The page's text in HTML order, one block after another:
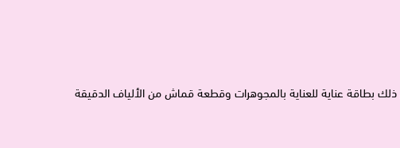
بطاقة عناية للعناية بالمجوهرات وقطعة قماش من الألياف الدقيقة